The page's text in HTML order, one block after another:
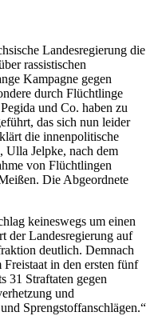
Landesregierung die
rassistischen
Kampagne gegen
durch Flüchtlinge
und Co. haben zu
das sich nun leider
die innenpolitische
Ulla Jelpke, nach dem
von Flüchtlingen
Die Abgeordnete
keineswegs um einen
der Landesregierung auf
deutlich. Demnach
in den ersten fünf
31 Straftaten gegen
und
Sprengstoffanschlägen.“